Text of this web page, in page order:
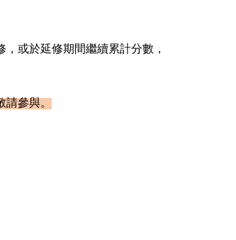
或於延修期間繼續累計分數，
請參與。